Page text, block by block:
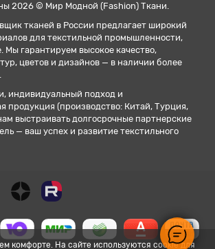
комфорте. На сайте используются cookie для
2026 © Мир Модной (Fashion) Ткани.
тканей в России предлагает широкий
для текстильной промышленности,
Мы гарантируем высокое качество,
цветов и дизайнов — в наличии более
индивидуальный подход и
продукция (производство: Китай, Турция,
выстраивать долгосрочные партнерские
— ваш успех и развитие текстильного